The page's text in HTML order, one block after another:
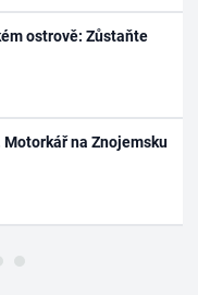
ostrově: Zůstaňte
na Znojemsku